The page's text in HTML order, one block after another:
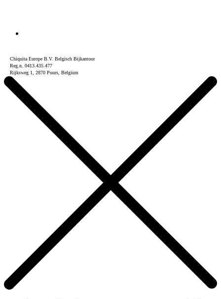
Chiquita Europe B.V. Belgisch Bijkantoor
Reg.n. 0413.435.477
Rijksweg 1, 2870 Puurs, Belgium